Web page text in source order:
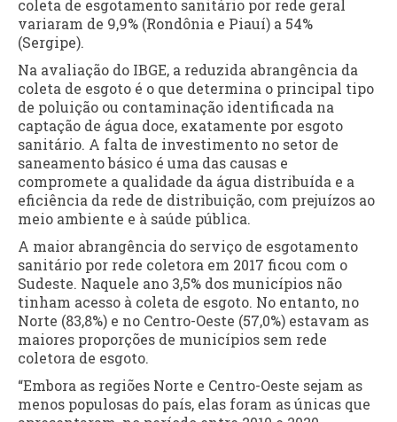
coleta de esgotamento sanitário por rede geral
variaram de 9,9% (Rondônia e Piauí) a 54%
(Sergipe).
Na avaliação do IBGE, a reduzida abrangência da
coleta de esgoto é o que determina o principal tipo
de poluição ou contaminação identificada na
captação de água doce, exatamente por esgoto
sanitário. A falta de investimento no setor de
saneamento básico é uma das causas e
compromete a qualidade da água distribuída e a
eficiência da rede de distribuição, com prejuízos ao
meio ambiente e à saúde pública.
A maior abrangência do serviço de esgotamento
sanitário por rede coletora em 2017 ficou com o
Sudeste. Naquele ano 3,5% dos municípios não
tinham acesso à coleta de esgoto. No entanto, no
Norte (83,8%) e no Centro-Oeste (57,0%) estavam as
maiores proporções de municípios sem rede
coletora de esgoto.
“Embora as regiões Norte e Centro-Oeste sejam as
menos populosas do país, elas foram as únicas que